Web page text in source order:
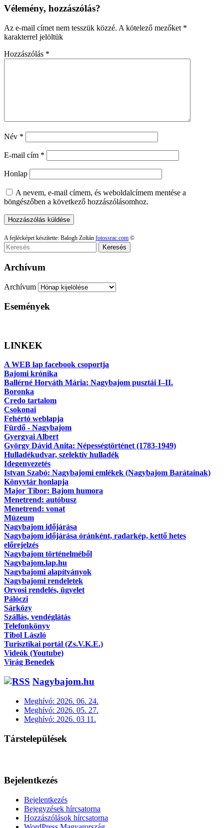
Vélemény, hozzászólás?
Az e-mail címet nem tesszük közzé. A kötelező mezőket *
karakterrel jelöltük
Hozzászólás *
Név *
E-mail cím *
Honlap
A nevem, e-mail címem, és weboldalcímem mentése a
böngészőben a következő hozzászólásomhoz.
A fejlécképet készítette: Balogh Zoltán fotossrac.com ©
Keresés
Archívum
Archívum
Események
LINKEK
A WEB lap facebook csoportja
Bajomi krónika
Ballérné Horváth Mária: Nagybajom pusztái I–II.
Boronka
Credo tartalom
Csokonai
Fehértó weblapja
Fürdő - Nagybajom
Gyergyai Albert
György Dávid Anita: Népességtörténet (1783-1949)
Hulladékudvar, szelektív hulladék
Idegenvezetés
Istvan Szabó: Nagybajomi emlékek (Nagybajom Barátainak)
Könyvtár honlapja
Major Tibor: Bajom humora
Menetrend: autóbusz
Menetrend: vonat
Múzeum
Nagybajom időjárása
Nagybajom időjárása óránként, radarkép, kettő hetes
előrejelzés
Nagybajom történelméből
Nagybajom.lap.hu
Nagybajomi alapítványok
Nagybajomi rendeletek
Orvosi rendelés, ügyelet
Pálóczi
Sárközy
Szállás, vendéglátás
Telefonkönyv
Tibol László
Turisztikai portál (Zs.V.K.E.)
Videók (Youtube)
Virág Benedek
Nagybajom.hu
Meghívó: 2026. 06. 24.
Meghívó: 2026. 05. 27.
Meghívó: 2026. 03 11.
Társtelepülések
Bejelentkezés
Bejelentkezés
Bejegyzések hírcsatorna
Hozzászólások hírcsatorna